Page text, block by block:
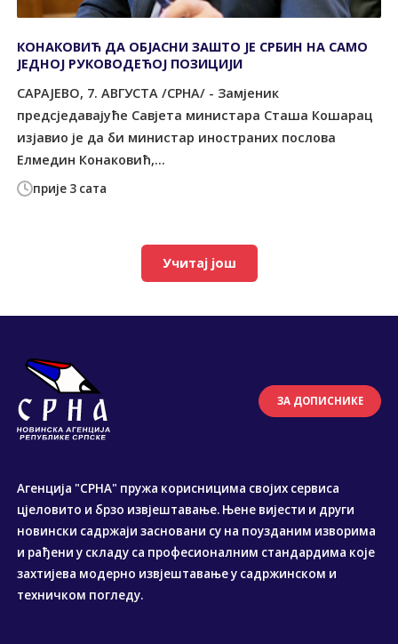
прије 3 сата
КОНАКОВИЋ ДА ОБЈАСНИ ЗАШТО ЈЕ СРБИН НА САМО
ЈЕДНОЈ РУКОВОДЕЋОЈ ПОЗИЦИЈИ
САРАЈЕВО, 7. АВГУСТА /СРНА/ - Замјеник
предсједавајуће Савјета министара Сташа Кошарац
изјавио је да би министар иностраних послова
Елмедин Конаковић,...
Учитај још
ЗА ДОПИСНИКЕ
Агенција "СРНА" пружа корисницима својих сервиса
цјеловито и брзо извјештавање. Њене вијести и други
новински садржаји засновани су на поузданим изворима
и рађени у складу са професионалним стандардима које
захтијева модерно извјештавање у садржинском и
техничком погледу.